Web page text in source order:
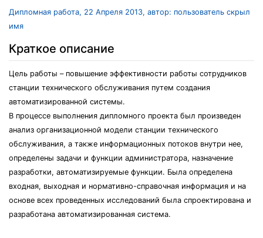
Дипломная работа, 22 Апреля 2013, автор: пользователь скрыл
имя
Краткое описание
Цель работы – повышение эффективности работы сотрудников
станции технического обслуживания путем создания
автоматизированной системы.
В процессе выполнения дипломного проекта был произведен
анализ организационной модели станции технического
обслуживания, а также информационных потоков внутри нее,
определены задачи и функции администратора, назначение
разработки, автоматизируемые функции. Была определена
входная, выходная и нормативно-справочная информация и на
основе всех проведенных исследований была спроектирована и
разработана автоматизированная система.